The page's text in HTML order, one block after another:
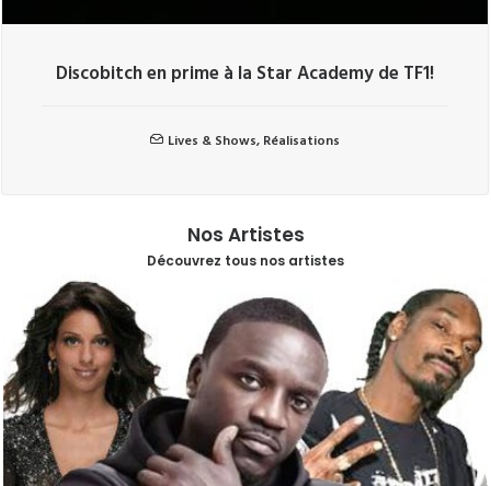
Discobitch en prime à la Star Academy de TF1!
Lives & Shows, Réalisations
Nos Artistes
Découvrez tous nos artistes